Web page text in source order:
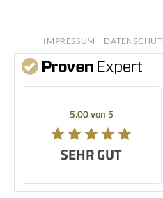
IMPRESSUM
5.00 von 5
SEHR GUT